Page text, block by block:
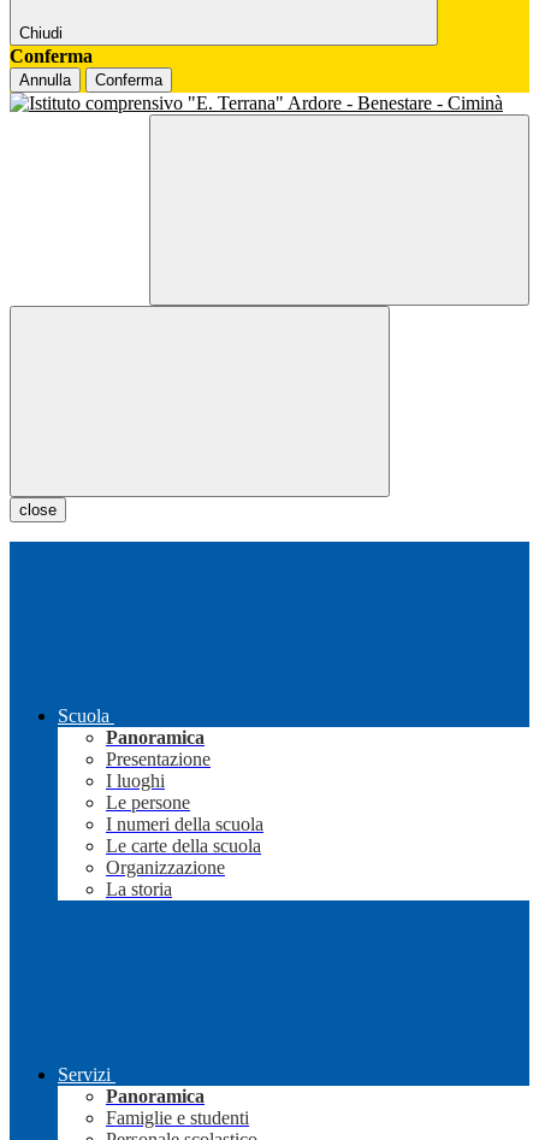
Chiudi
Conferma
Annulla Conferma
close
Scuola
Panoramica
Presentazione
I luoghi
Le persone
I numeri della scuola
Le carte della scuola
Organizzazione
La storia
Servizi
Panoramica
Famiglie e studenti